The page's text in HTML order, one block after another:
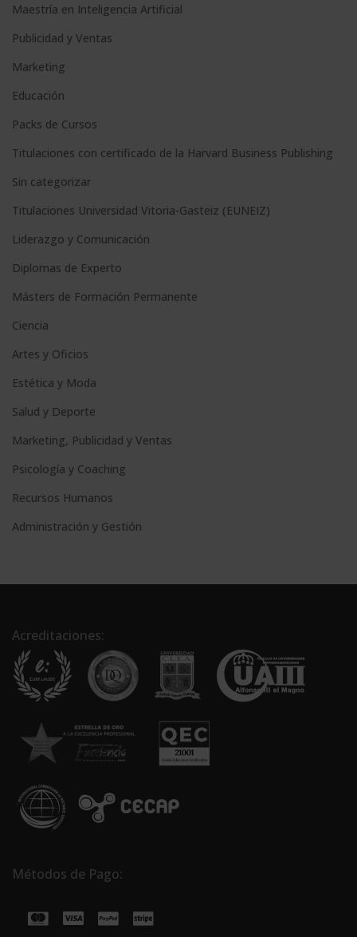
r
n
i
v
e
Maestría en Inteligencia Artificial
Publicidad y Ventas
Marketing
Educación
Packs de Cursos
Titulaciones con certificado de la Harvard Business Publishing
Sin categorizar
Titulaciones Universidad Vitoria-Gasteiz (EUNEIZ)
Liderazgo y Comunicación
Diplomas de Experto
Másters de Formación Permanente
Ciencia
Artes y Oficios
Estética y Moda
Salud y Deporte
Marketing, Publicidad y Ventas
Psicología y Coaching
Recursos Humanos
Administración y Gestión
Acreditaciones:
Métodos de Pago: